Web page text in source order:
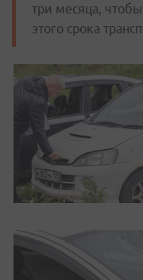
три месяца,
этого срока